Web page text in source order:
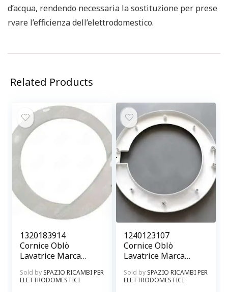
d’acqua, rendendo necessaria la sostituzione per prese
rvare l’efficienza dell’elettrodomestico.
Related Products
1320183914
Cornice Oblò
Lavatrice Marca
Zoppas Originale
Sold by SPAZIO RICAMBI PER
ELETTRODOMESTICI
1240123107
Cornice Oblò
Lavatrice Marca
Sold by SPAZIO RICAMBI PER
ELETTRODOMESTICI